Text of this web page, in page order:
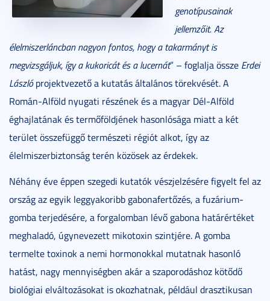
genotípusainak
jellemzőit. Az
élelmiszerláncban nagyon fontos, hogy a takarmányt is
megvizsgáljuk, így a kukoricát és a lucernát” – foglalja össze Erdei
Lászlóprojektvezető a kutatás általános törekvését. A
Román-Alföld nyugati részének és a magyar Dél-Alföld
éghajlatának és termőföldjének hasonlósága miatt a két
terület összefüggő természeti régiót alkot, így az
élelmiszerbiztonság terén közösek az érdekek.
Néhány éve éppen szegedi kutatók vészjelzésére figyelt fel az
ország az egyik leggyakoribb gabonafertőzés, a fuzárium-
gomba terjedésére, a forgalomban lévő gabona határértéket
meghaladó, úgynevezett mikotoxin szintjére. A gomba
termelte toxinok a nemi hormonokkal mutatnak hasonló
hatást, nagy mennyiségben akár a szaporodáshoz kötődő
biológiai elváltozásokat is okozhatnak, például drasztikusan